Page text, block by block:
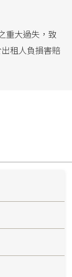
重大過失，致
租人負損害賠